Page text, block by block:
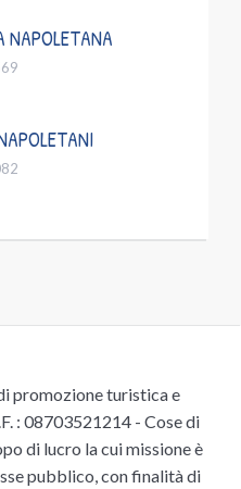
NAPOLETANA
promozione turistica e
: 08703521214 - Cose di
di lucro la cui missione è
pubblico, con finalità di